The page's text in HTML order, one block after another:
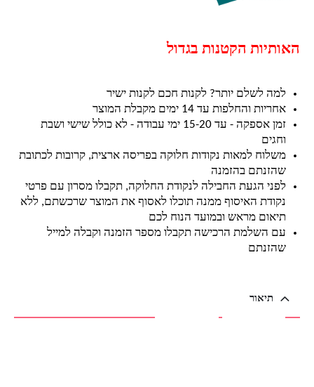
האותיות הקטנות בגדול
למה לשלם יותר? לקנות חכם לקנות ישיר
אחריות והחלפות עד 14 ימים מקבלת המוצר
זמן אספקה - עד 15-20 ימי עבודה - לא כולל שישי ושבת
וחגים
משלוח למאות נקודות חלוקה בפריסה ארצית, קרובות לכתובת
שהזנתם בהזמנה
לפני הגעת החבילה לנקודת החלוקה, תקבלו מסרון עם פרטי
נקודת האיסוף ממנה תוכלו לאסוף את המוצר שרכשתם, ללא
תיאום מראש ובמועד הנוח לכם
עם השלמת הרכישה תקבלו מספר הזמנה וקבלה למייל
שהזנתם
תיאור